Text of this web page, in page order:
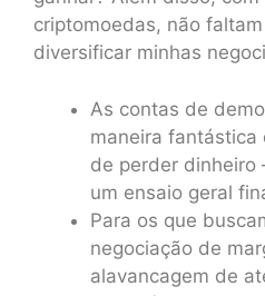
criptomoedas, não
diversificar minhas
As contas de
maneira fantástica
de perder dinheiro
um ensaio geral
Para os que
negociação de
alavancagem de